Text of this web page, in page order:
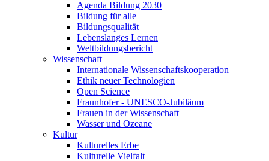
Agenda Bildung 2030
Bildung für alle
Bildungsqualität
Lebenslanges Lernen
Weltbildungsbericht
Wissenschaft
Internationale Wissenschaftskooperation
Ethik neuer Technologien
Open Science
Fraunhofer - UNESCO-Jubiläum
Frauen in der Wissenschaft
Wasser und Ozeane
Kultur
Kulturelles Erbe
Kulturelle Vielfalt